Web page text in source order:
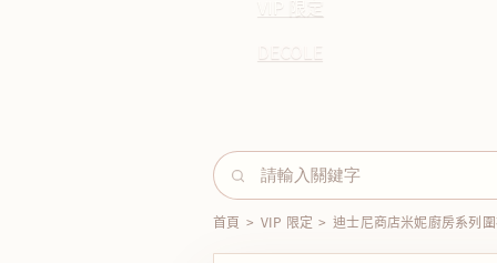
VIP 限定
首頁 > VIP 限定 > 迪士尼商店米妮廚房系列